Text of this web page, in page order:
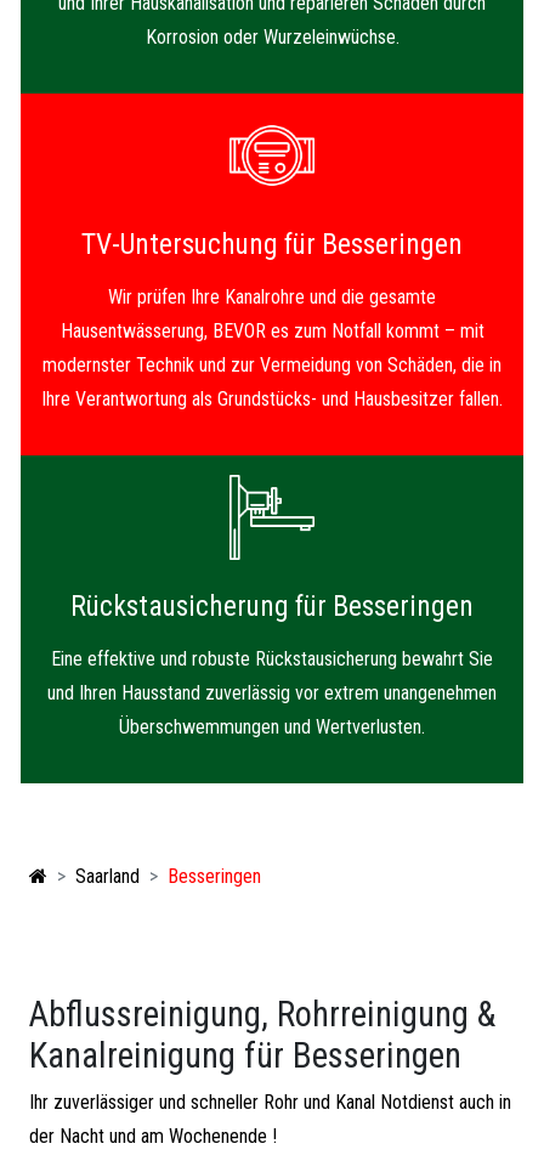
Korrosion oder Wurzeleinwüchse.
TV-Untersuchung für Besseringen
Wir prüfen Ihre Kanalrohre und die gesamte
Hausentwässerung, BEVOR es zum Notfall kommt – mit
modernster Technik und zur Vermeidung von Schäden, die in
Ihre Verantwortung als Grundstücks- und Hausbesitzer fallen.
Rückstausicherung für Besseringen
Eine effektive und robuste Rückstausicherung bewahrt Sie
und Ihren Hausstand zuverlässig vor extrem unangenehmen
Überschwemmungen und Wertverlusten.
Saarland Besseringen
Abflussreinigung, Rohrreinigung &
Kanalreinigung für Besseringen
Ihr zuverlässiger und schneller Rohr und Kanal Notdienst auch in
der Nacht und am Wochenende !